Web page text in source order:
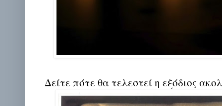
Δείτε πότε θα τελεστεί η εξόδιος